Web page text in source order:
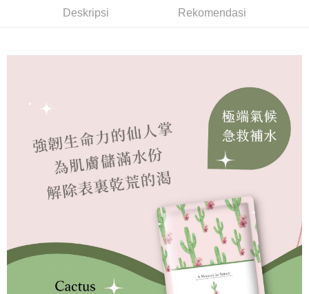
dalam talian dengan SMS pembayaran atau pemberitahuan tolak aplikasi
Sila ambil perhatian bahawa tempoh pembayaran adalah 14 hari. Walau
Tempoh pembayaran dikira dari masa kedai meminta pembayaran anda,
ditambah dengan bilangan hari yang boleh dilanjutkan oleh AFTEE. Anda
boleh melanjutkan tempoh pembayaran anda sebelum anda menerima
pesanan. Walau bagaimanapun, tiada jaminan bahawa anda boleh
menerima pesanan anda semasa tempoh pembayaran (cth.: produk
prapesanan atau produk yang mungkin mengambil masa yang lebih
lama untuk dihantar). Oleh itu, anda dikehendaki membuat pembayaran
kepada AFTEE dalam tempoh sama ada anda menerima pesanan.
1. Jumlah yang diperakui untuk pengguna kali pertama boleh sehingga
NT$10,000. Amaun diperakui sebenar yang diluluskan akan berdasarkan
keputusan pensijilan dan semakan oleh AFTEE.
2. Amaun perbelanjaan minimum mestilah lebih besar daripada NT$20.
3. Pada masa ini hanya tersedia untuk ahli Taiwan.
NT$60/pesanan | Penghantaran percuma untuk pesanan
NT$499 atau lebih
NT$100/pesanan | Penghantaran percuma untuk pesanan
NT$600 atau lebih
海外配送
Deskripsi Rekomendasi